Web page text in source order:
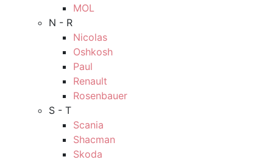
MOL
N - R
Nicolas
Oshkosh
Paul
Renault
Rosenbauer
S - T
Scania
Shacman
Skoda